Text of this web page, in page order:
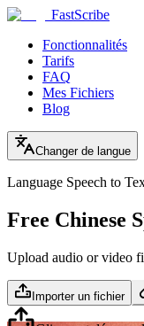
FastScribe
Fonctionnalités
Tarifs
FAQ
Mes Fichiers
Blog
Changer de langue
Language Speech to
Free Chinese
Upload audio or video
Importer un fichier